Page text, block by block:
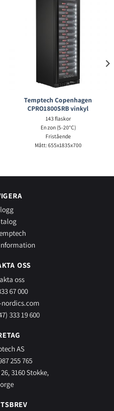
Temptech Copenhagen
CPRO1800SRB vinkyl
143 flaskor
En zon (5-20°C)
Fristående
Mått: 655x1835x700
OSS
oss
67 000
333 19 600
AS
255 765
3160 Stokke,